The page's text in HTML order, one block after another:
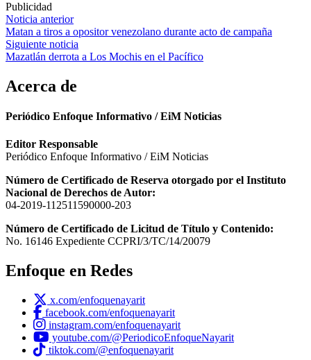
Publicidad
Navegación
de
entradas
Noticia anterior
Matan a tiros a opositor venezolano durante acto de campaña
Siguiente noticia
Mazatlán derrota a Los Mochis en el Pacífico
Acerca de
Periódico Enfoque Informativo / EiM Noticias
Editor Responsable
Periódico Enfoque Informativo / EiM Noticias
Número de Certificado de Reserva otorgado por el Instituto
Nacional de Derechos de Autor:
04-2019-112511590000-203
Número de Certificado de Licitud de Título y Contenido:
No. 16146 Expediente CCPRI/3/TC/14/20079
Enfoque en Redes
x.com/enfoquenayarit
facebook.com/enfoquenayarit
instagram.com/enfoquenayarit
youtube.com/@PeriodicoEnfoqueNayarit
tiktok.com/@enfoquenayarit